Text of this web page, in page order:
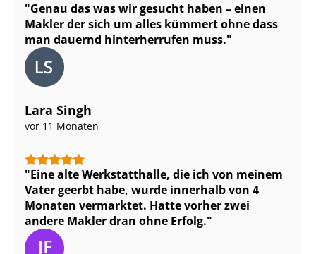
Genau das was wir gesucht haben – einen
Makler der sich um alles kümmert ohne dass
man dauernd hinterherrufen muss.
Lara Singh
vor 11 Monaten
Eine alte Werkstatthalle, die ich von meinem
Vater geerbt habe, wurde innerhalb von 4
Monaten vermarktet. Hatte vorher zwei
andere Makler dran ohne Erfolg.